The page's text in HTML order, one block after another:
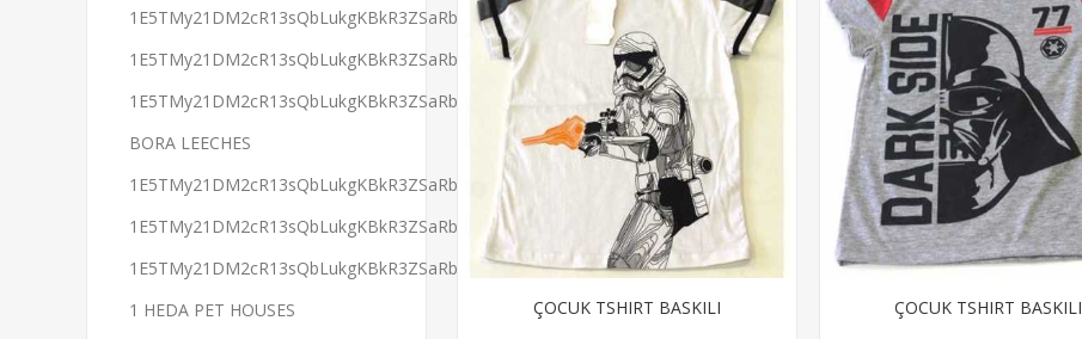
ÇOCUK TSHIRT BASKILI ÇOCUK TSHIRT BASKILI
1E5TMy21DM2cR13sQbLukgKBkR3ZSaRbeB
1E5TMy21DM2cR13sQbLukgKBkR3ZSaRbeB
1E5TMy21DM2cR13sQbLukgKBkR3ZSaRbeB
BORA LEECHES
1E5TMy21DM2cR13sQbLukgKBkR3ZSaRbeB
1E5TMy21DM2cR13sQbLukgKBkR3ZSaRbeB
1E5TMy21DM2cR13sQbLukgKBkR3ZSaRbeB
1 HEDA PET HOUSES